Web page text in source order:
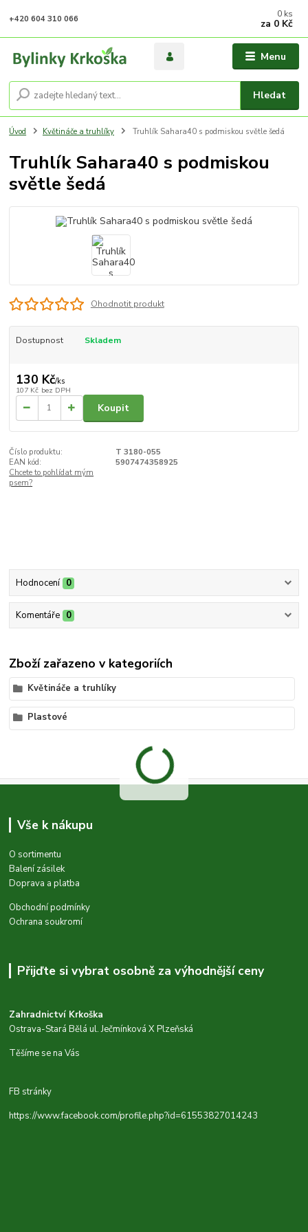
Menu
Hledat
+420 604 310 066 0 ks
za 0 Kč
Úvod Květináče a truhlíky Truhlík Sahara40 s podmiskou světle šedá
Truhlík Sahara40 s podmiskou
světle šedá
Ohodnotit produkt
Dostupnost Skladem
130 Kč/ks
107 Kč bez DPH
Koupit
Číslo produktu:
T 3180-055
EAN kód:
5907474358925
Chcete to pohlídat mým
psem?
Hodnocení 0
Komentáře 0
Zboží zařazeno v kategoriích
Květináče a truhlíky
Plastové
Vše k nákupu
O sortimentu
Balení zásilek
Doprava a platba
Obchodní podmínky
Ochrana soukromí
Přijďte si vybrat osobně za výhodnější ceny
Zahradnictví Krkoška
Ostrava-Stará Bělá ul. Ječmínková X Plzeňská
Těšíme se na Vás
FB stránky
https://www.facebook.com/profile.php?id=61553827014243